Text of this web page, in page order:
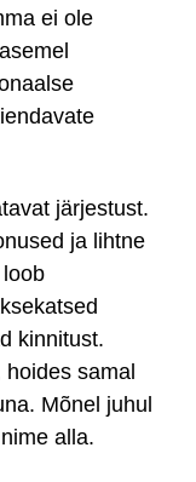
ei ole
järjestust.
ja lihtne
kinnitust.
samal
Mõnel juhul
alla.